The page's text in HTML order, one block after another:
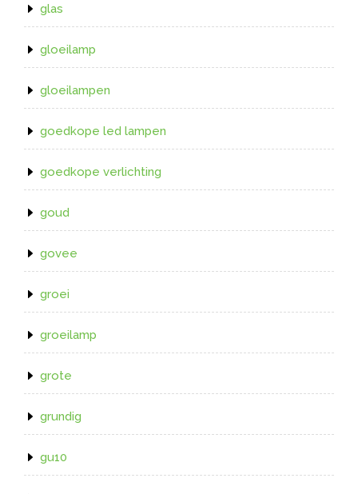
glas
gloeilamp
gloeilampen
goedkope led lampen
goedkope verlichting
goud
govee
groei
groeilamp
grote
grundig
gu10